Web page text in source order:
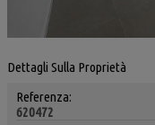
Dettagli Sulla Proprietà
Referenza:
620472